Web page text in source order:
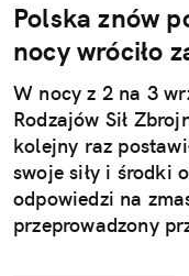
Polska znów
nocy wróciło
W nocy z 2 na 3
Rodzajów Sił
kolejny raz
swoje siły i środki
odpowiedzi na
przeprowadzony